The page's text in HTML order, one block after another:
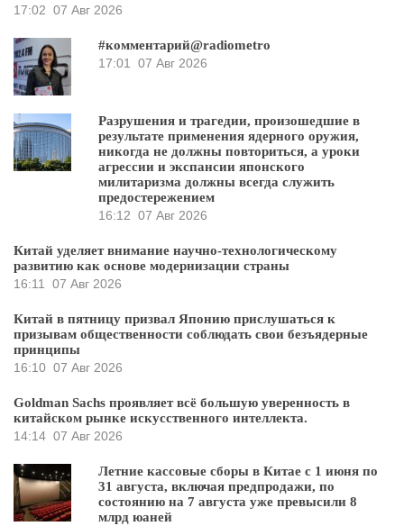
17:02 07 Авг 2026
#комментарий@radiometro
17:01
07 Авг 2026
Разрушения и трагедии, произошедшие в
результате применения ядерного оружия,
никогда не должны повториться, а уроки
агрессии и экспансии японского
милитаризма должны всегда служить
предостережением
16:12 07 Авг 2026
Китай уделяет внимание научно-технологическому
развитию как основе модернизации страны
16:11
07 Авг 2026
Китай в пятницу призвал Японию прислушаться к
призывам общественности соблюдать свои безъядерные
принципы
16:10 07 Авг 2026
Goldman Sachs проявляет всё большую уверенность в
китайском рынке искусственного интеллекта.
14:14 07 Авг 2026
Летние кассовые сборы в Китае с 1 июня по
31 августа, включая предпродажи, по
состоянию на 7 августа уже превысили 8
млрд юаней